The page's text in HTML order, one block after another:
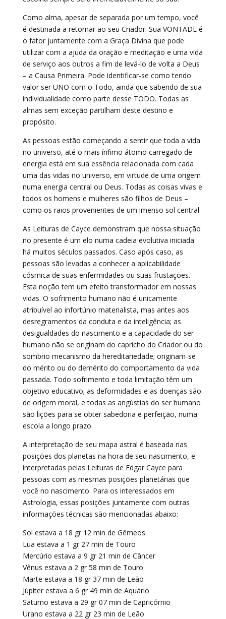
Como alma, apesar de separada por um tempo, você
é destinada a retornar ao seu Criador. Sua VONTADE é
o fator juntamente com a Graça Divina que pode
utilizar com a ajuda da oração e meditação e uma vida
de serviço aos outros a fim de levá-lo de volta a Deus
– a Causa Primeira. Pode identificar-se como tendo
valor ser UNO com o Todo, ainda que sabendo de sua
individualidade como parte desse TODO. Todas as
almas sem exceção partilham deste destino e
propósito.
As pessoas estão começando a sentir que toda a vida
no universo, até o mais ínfimo átomo carregado de
energia está em sua essência relacionada com cada
uma das vidas no universo, em virtude de uma origem
numa energia central ou Deus. Todas as coisas vivas e
todos os homens e mulheres são filhos de Deus –
como os raios provenientes de um imenso sol central.
As Leituras de Cayce demonstram que nossa situação
no presente é um elo numa cadeia evolutiva iniciada
há muitos séculos passados. Caso após caso, as
pessoas são levadas a conhecer a aplicabilidade
cósmica de suas enfermidades ou suas frustações.
Esta noção tem um efeito transformador em nossas
vidas. O sofrimento humano não é unicamente
atribuível ao infortúnio materialista, mas antes aos
desregramentos da conduta e da inteligência; as
desigualdades do nascimento e a capacidade do ser
humano não se originam do capricho do Criador ou do
sombrio mecanismo da hereditariedade; originam-se
do mérito ou do demérito do comportamento da vida
passada. Todo sofrimento e toda limitação têm um
objetivo educativo; as deformidades e as doenças são
de origem moral, e todas as angústias do ser humano
são lições para se obter sabedoria e perfeição, numa
escola a longo prazo.
A interpretação de seu mapa astral é baseada nas
posições dos planetas na hora de seu nascimento, e
interpretadas pelas Leituras de Edgar Cayce para
pessoas com as mesmas posições planetárias que
você no nascimento. Para os interessados em
Astrologia, essas posições juntamente com outras
informações técnicas são mencionadas abaixo:
Sol estava a 18 gr 12 min de Gêmeos
Lua estava a 1 gr 27 min de Touro
Mercúrio estava a 9 gr 21 min de Câncer
Vênus estava a 2 gr 58 min de Touro
Marte estava a 18 gr 37 min de Leão
Júpiter estava a 6 gr 49 min de Aquário
Saturno estava a 29 gr 07 min de Capricórnio
Urano estava a 22 gr 23 min de Leão